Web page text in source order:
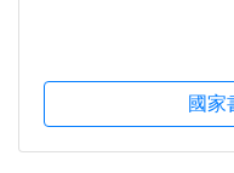
國家